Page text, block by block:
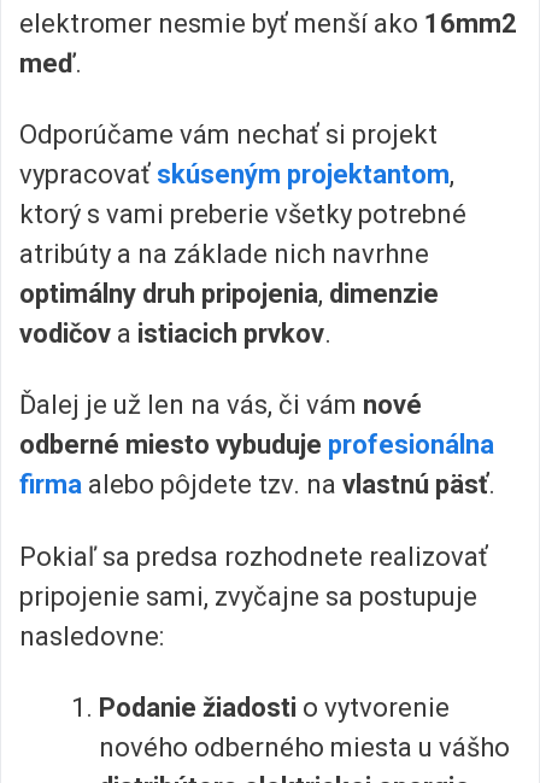
elektromer nesmie byť menší ako 16mm2
meď.
Odporúčame vám nechať si projekt
vypracovať skúseným projektantom,
ktorý s vami preberie všetky potrebné
atribúty a na základe nich navrhne
optimálny druh pripojenia, dimenzie
vodičov a istiacich prvkov.
Ďalej je už len na vás, či vám nové
odberné miesto vybuduje profesionálna
firma alebo pôjdete tzv. na vlastnú päsť.
Pokiaľ sa predsa rozhodnete realizovať
pripojenie sami, zvyčajne sa postupuje
nasledovne:
Podanie žiadosti o vytvorenie
nového odberného miesta u vášho